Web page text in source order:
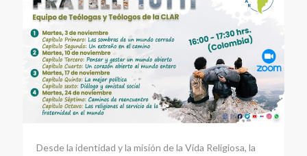
Desde la identidad y la misión de la Vida Religiosa, la